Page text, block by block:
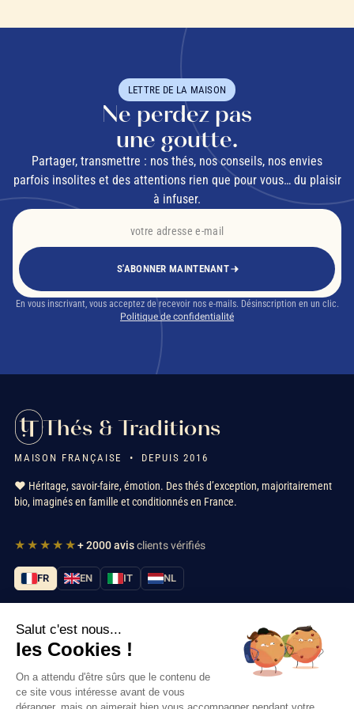
finesse, sans amertume, naturellement adoucis. »
laisser infuser
café glacé
LETTRE DE LA MAISON
Ne perdez pas
une goutte.
Partager, transmettre : nos thés, nos conseils, nos envies
parfois insolites et des attentions rien que pour vous… du plaisir
à infuser.
S'ABONNER MAINTENANT
En vous inscrivant, vous acceptez de recevoir nos e-mails. Désinscription en un clic.
Politique de confidentialité
Thés & Traditions
MAISON FRANÇAISE • DEPUIS 2016
❤️ Héritage, savoir-faire, émotion. Des thés d’exception, majoritairement
bio, imaginés en famille et conditionnés en France.
★★★★★+ 2000 avisclients vérifiés
FR EN IT NL
Nos services
Informations
Salut c'est nous...
les Cookies !
On a attendu d'être sûrs que le contenu de
ce site vous intéresse avant de vous